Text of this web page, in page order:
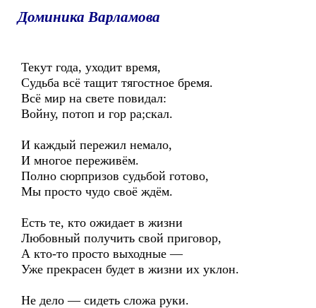
Доминика Варламова
Текут года, уходит время,
Судьба всё тащит тягостное бремя.
Всё мир на свете повидал:
Войну, потоп и гор ра;скал.
И каждый пережил немало,
И многое переживём.
Полно сюрпризов судьбой готово,
Мы просто чудо своё ждём.
Есть те, кто ожидает в жизни
Любовный получить свой приговор,
А кто-то просто выходные —
Уже прекрасен будет в жизни их уклон.
Не дело — сидеть сложа руки.